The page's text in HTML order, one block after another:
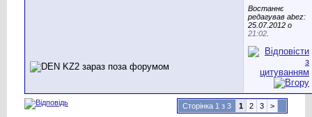
Востаннє
редагував abez:
25.07.2012 о
21:02
Сторінка 1 з 3 1 2 3 >